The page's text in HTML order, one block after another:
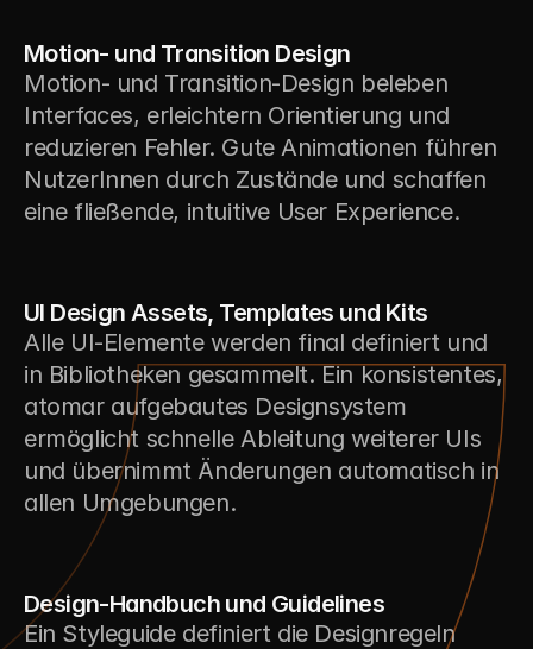
Motion- und Transition Design
Motion- und Transition-Design beleben
Interfaces, erleichtern Orientierung und
reduzieren Fehler. Gute Animationen führen
NutzerInnen durch Zustände und schaffen
eine fließende, intuitive User Experience.
UI Design Assets, Templates und Kits
Alle UI-Elemente werden final definiert und
in Bibliotheken gesammelt. Ein konsistentes,
atomar aufgebautes Designsystem
ermöglicht schnelle Ableitung weiterer UIs
und übernimmt Änderungen automatisch in
allen Umgebungen.
Design-Handbuch und Guidelines
Ein Styleguide definiert die Designregeln